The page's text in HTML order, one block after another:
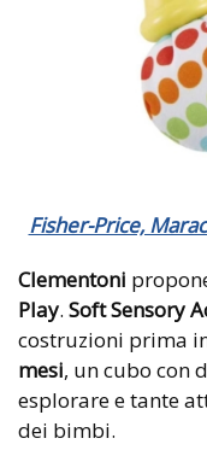
Fisher-Price,
Clementoni
Play. Soft Sensory
costruzioni prima
mesi, un cubo con
esplorare e tante
dei bimbi.